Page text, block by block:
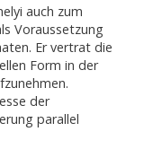
auch zum
Voraussetzung
Er vertrat die
Form in der
der
parallel